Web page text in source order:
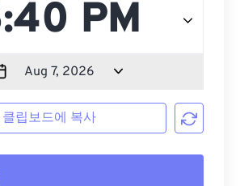
클립보드에 복사